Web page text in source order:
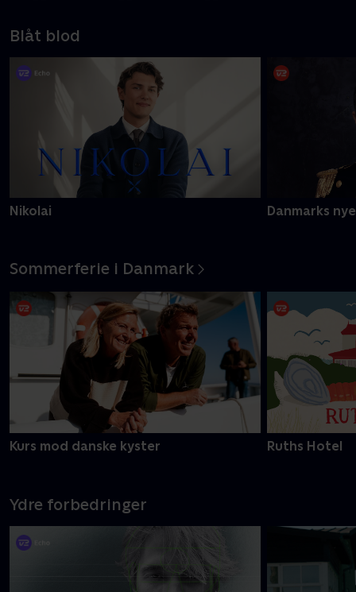
Blåt blod
Nikolai Danmarks
Sommerferie i Danmark
Kurs mod danske kyster Ruths Hotel
Ydre forbedringer